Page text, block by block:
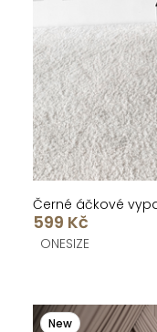
k
t
ů
u
k
t
ů
Černé áčkové
599 Kč
ONESIZE
New